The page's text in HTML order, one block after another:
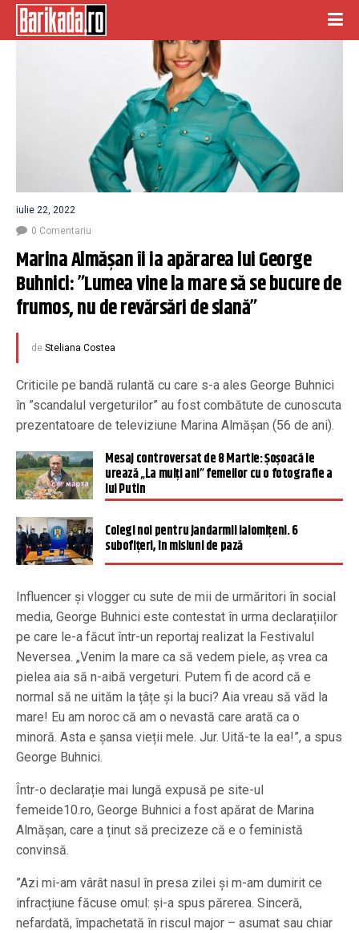
iulie 22, 2022
0 Comentariu
Marina Almășan îi ia apărarea lui George
Buhnici: ”Lumea vine la mare să se bucure de
frumos, nu de revărsări de slană”
de Steliana Costea
Criticile pe bandă rulantă cu care s-a ales George Buhnici
în ”scandalul vergeturilor” au fost combătute de cunoscuta
prezentatoare de televiziune Marina Almășan (56 de ani).
Mesaj controversat de 8 Martie: Șoșoacă le
urează „La mulți ani” femeilor cu o fotografie a
lui Putin
Colegi noi pentru jandarmii ialomiţeni. 6
subofiţeri, în misiuni de pază
Influencer și vlogger cu sute de mii de urmăritori în social
media, George Buhnici este contestat în urma declarațiilor
pe care le-a făcut într-un reportaj realizat la Festivalul
Neversea. „Venim la mare ca să vedem piele, aș vrea ca
pielea aia să n-aibă vergeturi. Putem fi de acord că e
normal să ne uităm la țâțe și la buci? Aia vreau să văd la
mare! Eu am noroc că am o nevastă care arată ca o
minoră. Asta e șansa vieții mele. Jur. Uită-te la ea!”, a spus
George Buhnici.
Într-o declarație mai lungă expusă pe site-ul
femeide10.ro, George Buhnici a fost apărat de Marina
Almășan, care a ținut să precizeze că e o feministă
convinsă.
”Azi mi-am vârât nasul în presa zilei și m-am dumirit ce
infracțiune făcuse omul: și-a spus părerea. Sinceră,
nefardată, împachetată în riscul major – asumat sau chiar